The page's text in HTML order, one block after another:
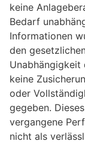
keine
Bedarf
Informationen
den
Unabhängigkeit
keine
oder
gegeben.
vergangene
nicht als